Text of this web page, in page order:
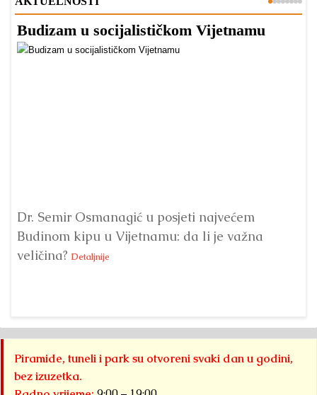
Budizam u socijalističkom Vijetnamu
Dr. Semir Osmanagić u posjeti najvećem
Budinom kipu u Vijetnamu: da li je važna
veličina? Detaljnije
Piramide, tuneli i park su otvoreni svaki dan u godini,
bez izuzetka.